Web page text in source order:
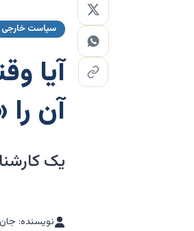
سیاست خارجی
آیا
آن
یک
نویسنده: جان